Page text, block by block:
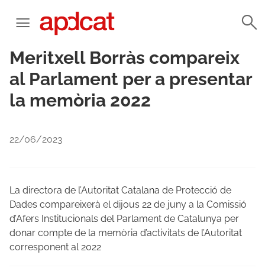
Meritxell Borràs compareix
al Parlament per a presentar
la memòria 2022
22/06/2023
La directora de l’Autoritat Catalana de Protecció de
Dades compareixerà el dijous 22 de juny a la Comissió
d’Afers Institucionals del Parlament de Catalunya per
donar compte de la memòria d’activitats de l’Autoritat
corresponent al 2022